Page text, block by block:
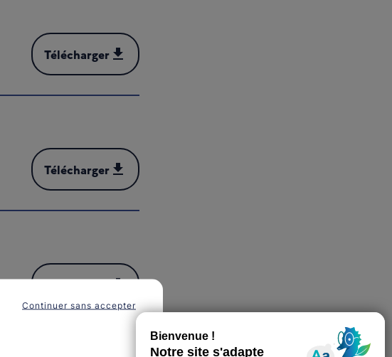
Télécharger
Télécharger (PDF - 1 MB)
Télécharger
Télécharger (PDF - 1 MB)
Télécharger
Télécharger (PDF - 1 MB)
Continuer sans accepter